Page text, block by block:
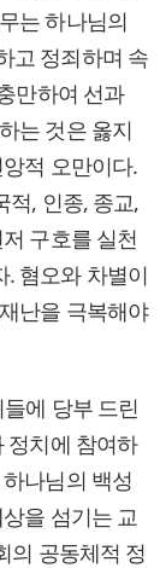
는 하나님의
고 정죄하며 속
만하여 선과
는 것은 옳지
적 오만이다.
적, 인종, 종교,
구호를 실천
혐오와 차별이
난을 극복해야
에 당부 드린
정치에 참여하
나님의 백성
을 섬기는 교
의 공동체적 정